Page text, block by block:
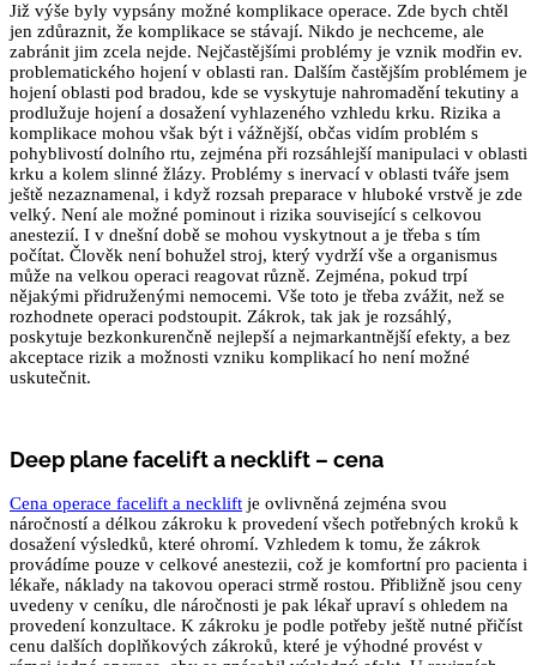
Již výše byly vypsány možné komplikace operace. Zde bych chtěl
jen zdůraznit, že komplikace se stávají. Nikdo je nechceme, ale
zabránit jim zcela nejde. Nejčastějšími problémy je vznik modřin ev.
problematického hojení v oblasti ran. Dalším častějším problémem je
hojení oblasti pod bradou, kde se vyskytuje nahromadění tekutiny a
prodlužuje hojení a dosažení vyhlazeného vzhledu krku. Rizika a
komplikace mohou však být i vážnější, občas vidím problém s
pohyblivostí dolního rtu, zejména při rozsáhlejší manipulaci v oblasti
krku a kolem slinné žlázy. Problémy s inervací v oblasti tváře jsem
ještě nezaznamenal, i když rozsah preparace v hluboké vrstvě je zde
velký. Není ale možné pominout i rizika související s celkovou
anestezií. I v dnešní době se mohou vyskytnout a je třeba s tím
počítat. Člověk není bohužel stroj, který vydrží vše a organismus
může na velkou operaci reagovat různě. Zejména, pokud trpí
nějakými přidruženými nemocemi. Vše toto je třeba zvážit, než se
rozhodnete operaci podstoupit. Zákrok, tak jak je rozsáhlý,
poskytuje bezkonkurenčně nejlepší a nejmarkantnější efekty, a bez
akceptace rizik a možnosti vzniku komplikací ho není možné
uskutečnit.
Deep plane facelift a necklift – cena
Cena operace facelift a necklift je ovlivněná zejména svou
náročností a délkou zákroku k provedení všech potřebných kroků k
dosažení výsledků, které ohromí. Vzhledem k tomu, že zákrok
provádíme pouze v celkové anestezii, což je komfortní pro pacienta i
lékaře, náklady na takovou operaci strmě rostou. Přibližně jsou ceny
uvedeny v ceníku, dle náročnosti je pak lékař upraví s ohledem na
provedení konzultace. K zákroku je podle potřeby ještě nutné přičíst
cenu dalších doplňkových zákroků, které je výhodné provést v